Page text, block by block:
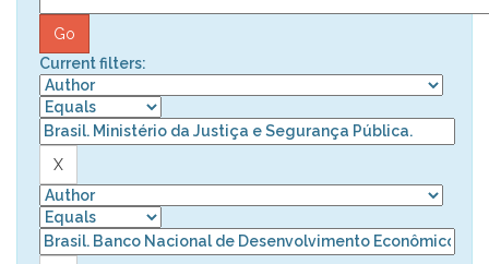
Current filters: